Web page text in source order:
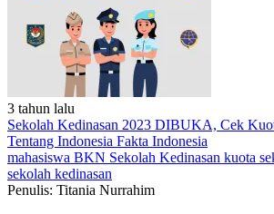
3 tahun lalu
Sekolah Kedinasan 2023 DIBUKA, Cek
Tentang Indonesia Fakta Indonesia
mahasiswa BKN Sekolah Kedinasan kuota
sekolah kedinasan
Penulis: Titania Nurrahim